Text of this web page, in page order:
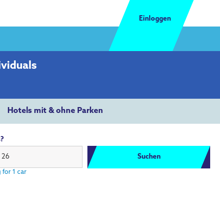
Einloggen
Hotels mit & ohne Parken
26
for 1 car
Suchen